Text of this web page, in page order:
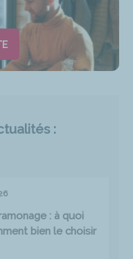
:
: à quoi
bien le choisir